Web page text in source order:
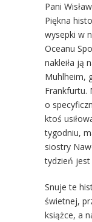
Pani
Piękna
wysepki w
Oceanu
nakleiła ją
Muhlheim,
Frankfurtu.
o
ktoś
tygodniu,
siostry
tydzień jest
Snuje te
świetnej,
książce, a